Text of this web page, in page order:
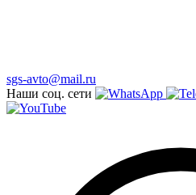
sgs-avto@mail.ru
Наши соц. сети